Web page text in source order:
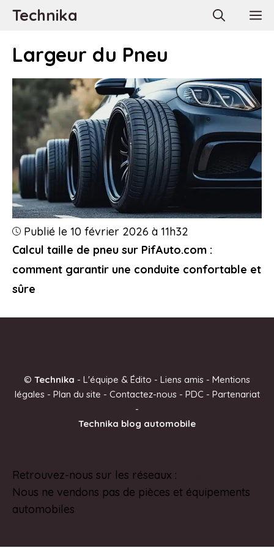
AllerTechnika
Largeur du Pneu
Calcul taille de pneu sur PifAuto.com :
comment garantir une conduite confortable et
sûre
Publié le 10 février 2026 à 11h32
© Technika - L'équipe & Édito - Liens amis - Mentions
légales- Plan du site - Contactez-nous- PDC - Partenariat
-
Technika blog automobile
Retrouvez-nous sur les réseaux :
Nous ne vendons pas de pièces et équipements
automobiles